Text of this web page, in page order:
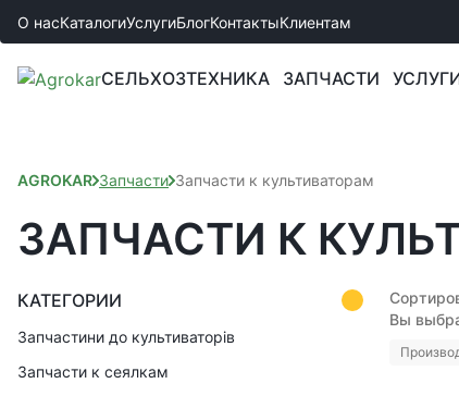
О насКаталогиУслугиБлогКонтактыКлиентам
СЕЛЬХОЗТЕХНИКА ЗАПЧАСТИ
AGROKAR Запчасти Запчасти к культиваторам
ЗАПЧАСТИ К
КАТЕГОРИИ
Запчастини до культиваторів
Запчасти к сеялкам
Вы